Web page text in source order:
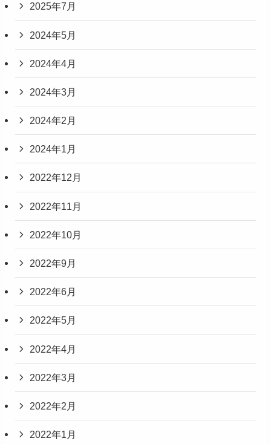
2025年7月
2024年5月
2024年4月
2024年3月
2024年2月
2024年1月
2022年12月
2022年11月
2022年10月
2022年9月
2022年6月
2022年5月
2022年4月
2022年3月
2022年2月
2022年1月